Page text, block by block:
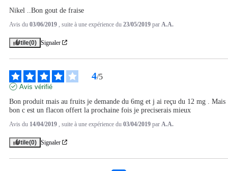
Nikel ..Bon gout de fraise
Avis du 03/06/2019 , suite à une expérience du 23/05/2019 par A.A.
Utile(0) Signaler
4/5
Avis vérifié
Bon produit mais au fruits je demande du 6mg et j ai reçu du 12 mg . Mais
bon c est un flacon offert la prochaine fois je preciserais mieux
Avis du 14/04/2019 , suite à une expérience du 03/04/2019 par A.A.
Utile(0) Signaler